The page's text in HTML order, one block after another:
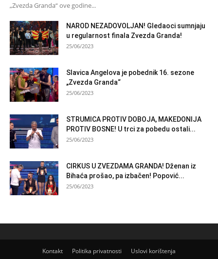
„Zvezda Granda“ ove godine...
NAROD NEZADOVOLJAN! Gledaoci sumnjaju
u regularnost finala Zvezda Granda!
25/06/2023
Slavica Angelova je pobednik 16. sezone
„Zvezda Granda“
25/06/2023
STRUMICA PROTIV DOBOJA, MAKEDONIJA
PROTIV BOSNE! U trci za pobedu ostali...
25/06/2023
CIRKUS U ZVEZDAMA GRANDA! Dženan iz
Bihaća prošao, pa izbačen! Popović...
25/06/2023
Kontakt Politika privatnosti Uslovi korištenja